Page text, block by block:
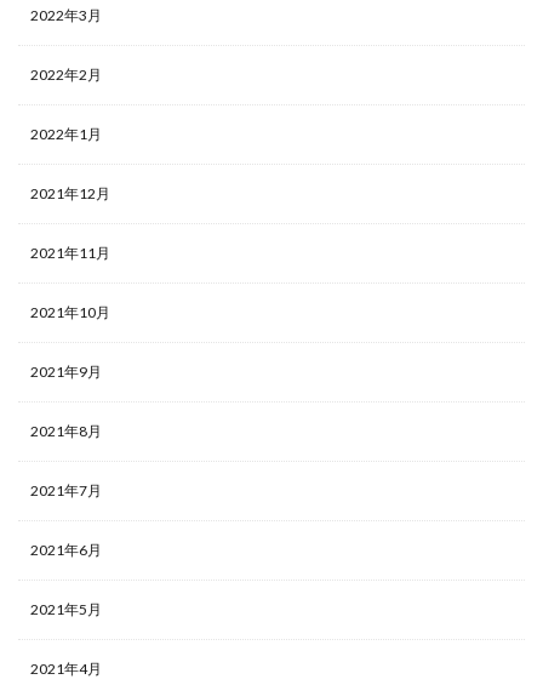
2022年3月
2022年2月
2022年1月
2021年12月
2021年11月
2021年10月
2021年9月
2021年8月
2021年7月
2021年6月
2021年5月
2021年4月